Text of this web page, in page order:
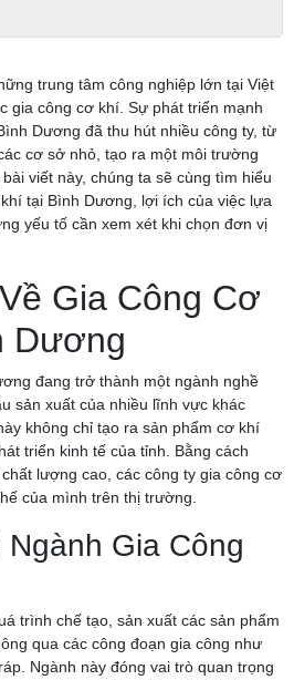
trung tâm công nghiệp lớn tại Việt
gia công cơ khí. Sự phát triển mạnh
Dương đã thu hút nhiều công ty, từ
cơ sở nhỏ, tạo ra một môi trường
viết này, chúng ta sẽ cùng tìm hiểu
tại Bình Dương, lợi ích của việc lựa
yếu tố cần xem xét khi chọn đơn vị
Gia Công Cơ
Dương
đang trở thành một ngành nghề
sản xuất của nhiều lĩnh vực khác
không chỉ tạo ra sản phẩm cơ khí
triển kinh tế của tỉnh. Bằng cách
lượng cao, các công ty gia công cơ
của mình trên thị trường.
Gia Công
trình chế tạo, sản xuất các sản phẩm
qua các công đoạn gia công như
Ngành này đóng vai trò quan trọng